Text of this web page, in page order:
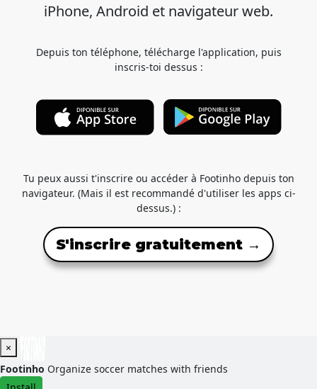
iPhone, Android et navigateur web.
Depuis ton téléphone, télécharge l'application, puis
inscris-toi dessus :
Tu peux aussi t'inscrire ou accéder à Footinho depuis ton
navigateur. (Mais il est recommandé d'utiliser les apps ci-
dessus.) :
S'inscrire gratuitement →
×
Footinho Organize soccer matches with friends